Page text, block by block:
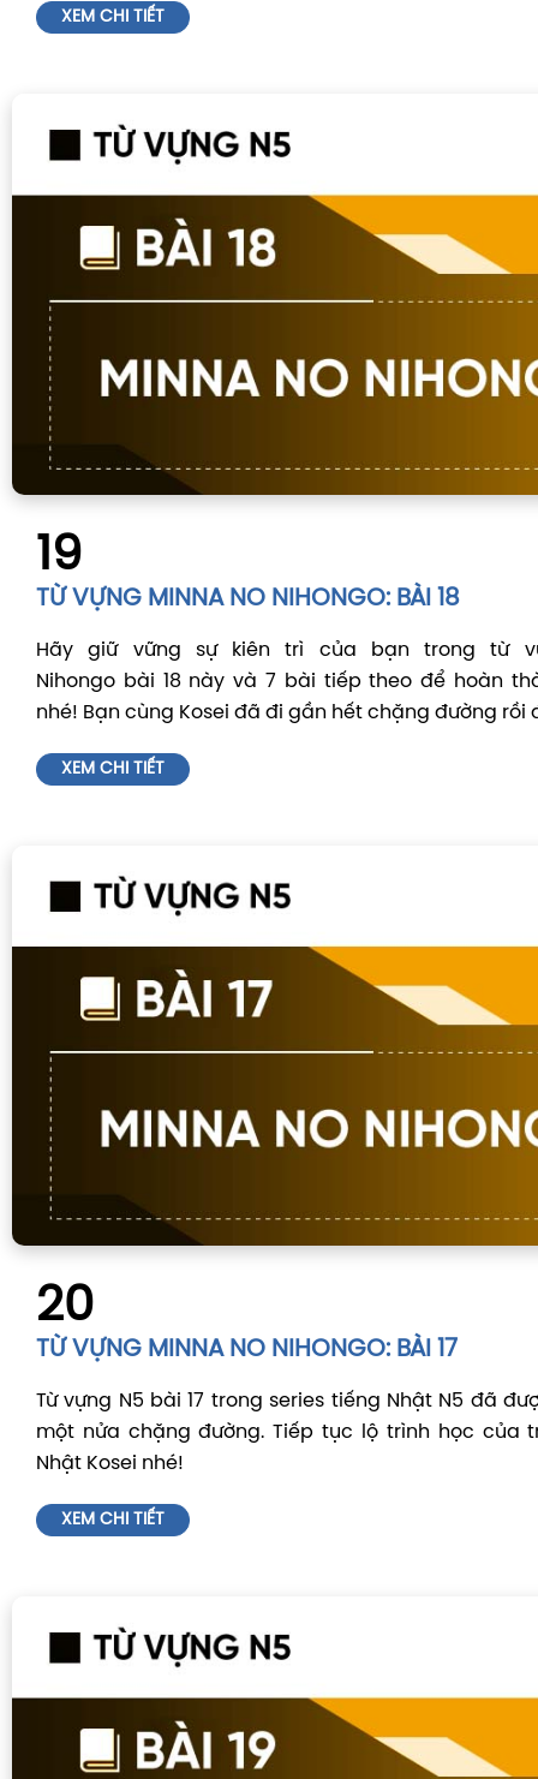
XEM CHI TIẾT
19
TỪ VỰNG MINNA NO NIHONGO: BÀI 18
Hãy giữ vững sự kiên trì của bạn trong từ
Nihongo bài 18 này và 7 bài tiếp theo để hoàn
nhé! Bạn cùng Kosei đã đi gần hết chặng đường rồi
XEM CHI TIẾT
20
TỪ VỰNG MINNA NO NIHONGO: BÀI 17
Từ vựng N5 bài 17 trong series tiếng Nhật N5 đã
một nửa chặng đường. Tiếp tục lộ trình học của
Nhật Kosei nhé!
XEM CHI TIẾT